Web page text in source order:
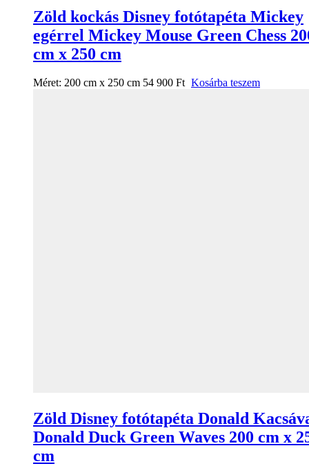
Zöld kockás Disney fotótapéta Mickey
egérrel Mickey Mouse Green Chess
cm x 250 cm
Méret: 200 cm x 250 cm 54 900 Ft Kosárba teszem
Zöld Disney fotótapéta Donald
Donald Duck Green Waves 200 cm x
cm